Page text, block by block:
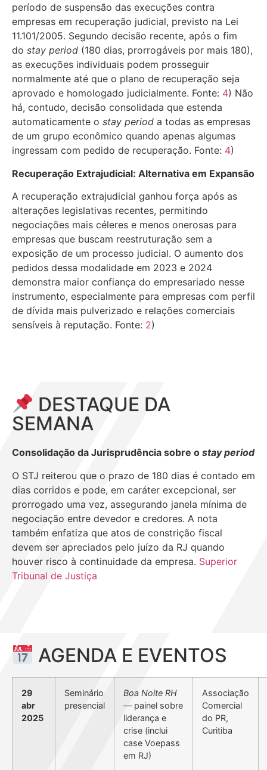
período de suspensão das execuções contra
empresas em recuperação judicial, previsto na Lei
11.101/2005. Segundo decisão recente, após o fim
do stay period (180 dias, prorrogáveis por mais 180),
as execuções individuais podem prosseguir
normalmente até que o plano de recuperação seja
aprovado e homologado judicialmente. Fonte: 4) Não
há, contudo, decisão consolidada que estenda
automaticamente o stay period a todas as empresas
de um grupo econômico quando apenas algumas
ingressam com pedido de recuperação. Fonte: 4)
Recuperação Extrajudicial: Alternativa em Expansão
A recuperação extrajudicial ganhou força após as
alterações legislativas recentes, permitindo
negociações mais céleres e menos onerosas para
empresas que buscam reestruturação sem a
exposição de um processo judicial. O aumento dos
pedidos dessa modalidade em 2023 e 2024
demonstra maior confiança do empresariado nesse
instrumento, especialmente para empresas com perfil
de dívida mais pulverizado e relações comerciais
sensíveis à reputação. Fonte: 2)
DESTAQUE DA
SEMANA
Consolidação da Jurisprudência sobre o stay period
O STJ reiterou que o prazo de 180 dias é contado em
dias corridos e pode, em caráter excepcional, ser
prorrogado uma vez, assegurando janela mínima de
negociação entre devedor e credores. A nota
também enfatiza que atos de constrição fiscal
devem ser apreciados pelo juízo da RJ quando
houver risco à continuidade da empresa. Superior
Tribunal de Justiça
AGENDA E EVENTOS
29
abr
2025
Seminário
presencial
Boa Noite RH
— painel sobre
liderança e
crise (inclui
case Voepass
em RJ)
Associação
Comercial
do PR,
Curitiba